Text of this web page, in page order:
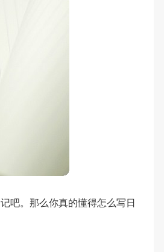
吧。那么你真的懂得怎么写日